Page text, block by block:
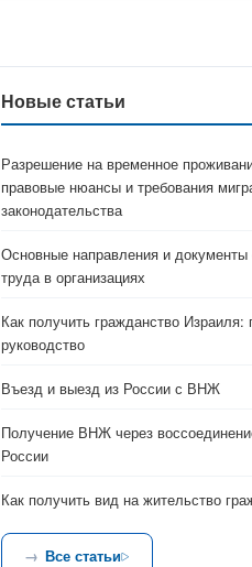
Новые статьи
Разрешение на временное
правовые нюансы и требования
законодательства
Основные направления и
труда в организациях
Как получить гражданство Израиля:
руководство
Въезд и выезд из России с ВНЖ
Получение ВНЖ через
России
Как получить вид на жительство
Все статьи